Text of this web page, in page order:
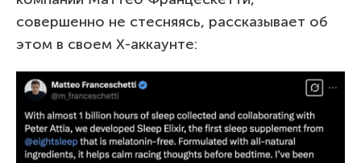
совершенно не стесняясь, рассказывает об
этом в своем X-аккаунте: